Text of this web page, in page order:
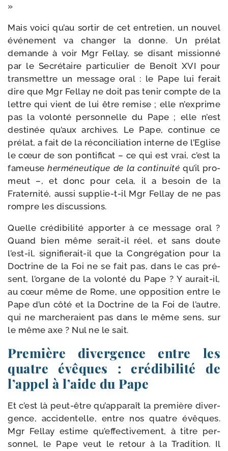
»
Mais voi­ci qu’au sor­tir de cet entre­tien, un nou­vel
évé­ne­ment va chan­ger la donne. Un pré­lat
demande à voir Mgr Fellay, se disant mis­sion­né
par le Secrétaire par­ti­cu­lier de Benoît XVI pour
trans­mettre un mes­sage oral : le Pape lui ferait
dire que Mgr Fellay ne doit pas tenir compte de la
lettre qui vient de lui être remise ; elle n’exprime
pas la volon­té per­son­nelle du Pape ; elle n’est
des­ti­née qu’aux archives. Le Pape, conti­nue ce
pré­lat, a fait de la récon­ci­lia­tion interne de l’Eglise
le cœur de son pon­ti­fi­cat – ce qui est vrai, c’est la
fameuseher­mé­neu­tique de la conti­nui­té qu’il pro­
meut –, et donc pour cela, il a besoin de la
Fraternité, aus­si supplie-​t-​il Mgr Fellay de ne pas
rompre les discussions.
Quelle cré­di­bi­li­té appor­ter à ce mes­sage oral ?
Quand bien même serait-​il réel, et sans doute
l’est-il, signifierait-​il que la Congrégation pour la
Doctrine de la Foi ne se fait pas, dans le cas pré­
sent, l’organe de la volon­té du Pape ? Y aurait-​il,
au cœur même de Rome, une oppo­si­tion entre le
Pape d’un côté et la Doctrine de la Foi de l’autre,
qui ne mar­che­raient pas dans le même sens, sur
le même axe ? Nul ne le sait.
Première divergence entre les
quatre évêques : crédibilité de
l’appel à l’aide du Pape
Et c’est là peut-​être qu’apparaît la pre­mière diver­
gence, acci­den­telle, entre nos quatre évêques.
Mgr Fellay estime qu’effectivement, à titre per­
son­nel, le Pape veut le retour à la Tradition. Il